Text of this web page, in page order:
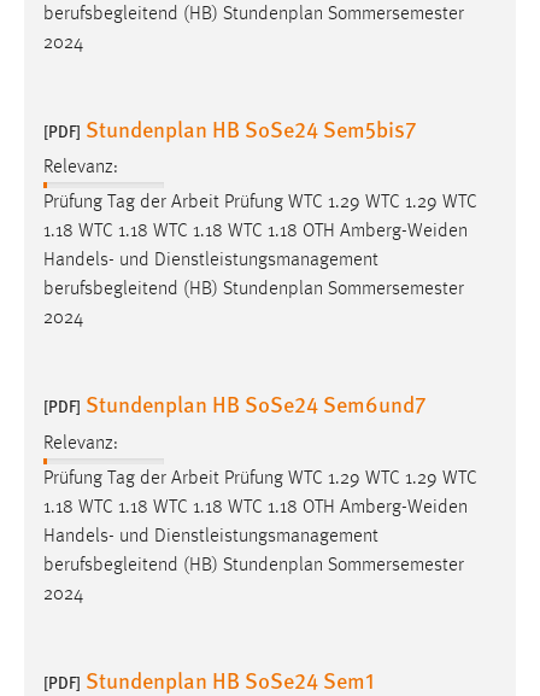
berufsbegleitend (HB) Stundenplan Sommersemester
2024
[PDF] Stundenplan HB SoSe24 Sem5bis7
Relevanz:
Prüfung Tag der Arbeit Prüfung WTC 1.29 WTC 1.29 WTC
1.18 WTC 1.18 WTC 1.18 WTC 1.18 OTH Amberg-Weiden
Handels- und Dienstleistungsmanagement
berufsbegleitend (HB) Stundenplan Sommersemester
2024
[PDF] Stundenplan HB SoSe24 Sem6und7
Relevanz:
Prüfung Tag der Arbeit Prüfung WTC 1.29 WTC 1.29 WTC
1.18 WTC 1.18 WTC 1.18 WTC 1.18 OTH Amberg-Weiden
Handels- und Dienstleistungsmanagement
berufsbegleitend (HB) Stundenplan Sommersemester
2024
[PDF] Stundenplan HB SoSe24 Sem1
gespeichert, ob man eingeloggt ist.
Name:
Zweck:
Das Cookie speichert die gewählte Sprache der Website.
Cookie Laufzeit:
30 Tage
Name:
MibewSessionID, MIBEW_UserID, mibew_locale, mibew-
chat-frame-style-5e9dbeb1811c0446
Zweck:
Wird benötigt um die Chatfunktion nutzen zu können.